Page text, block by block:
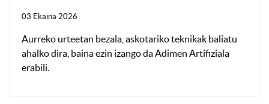
03 Ekaina 2026
Aurreko urteetan bezala, askotariko teknikak baliatu
ahalko dira, baina ezin izango da Adimen Artifiziala
erabili.